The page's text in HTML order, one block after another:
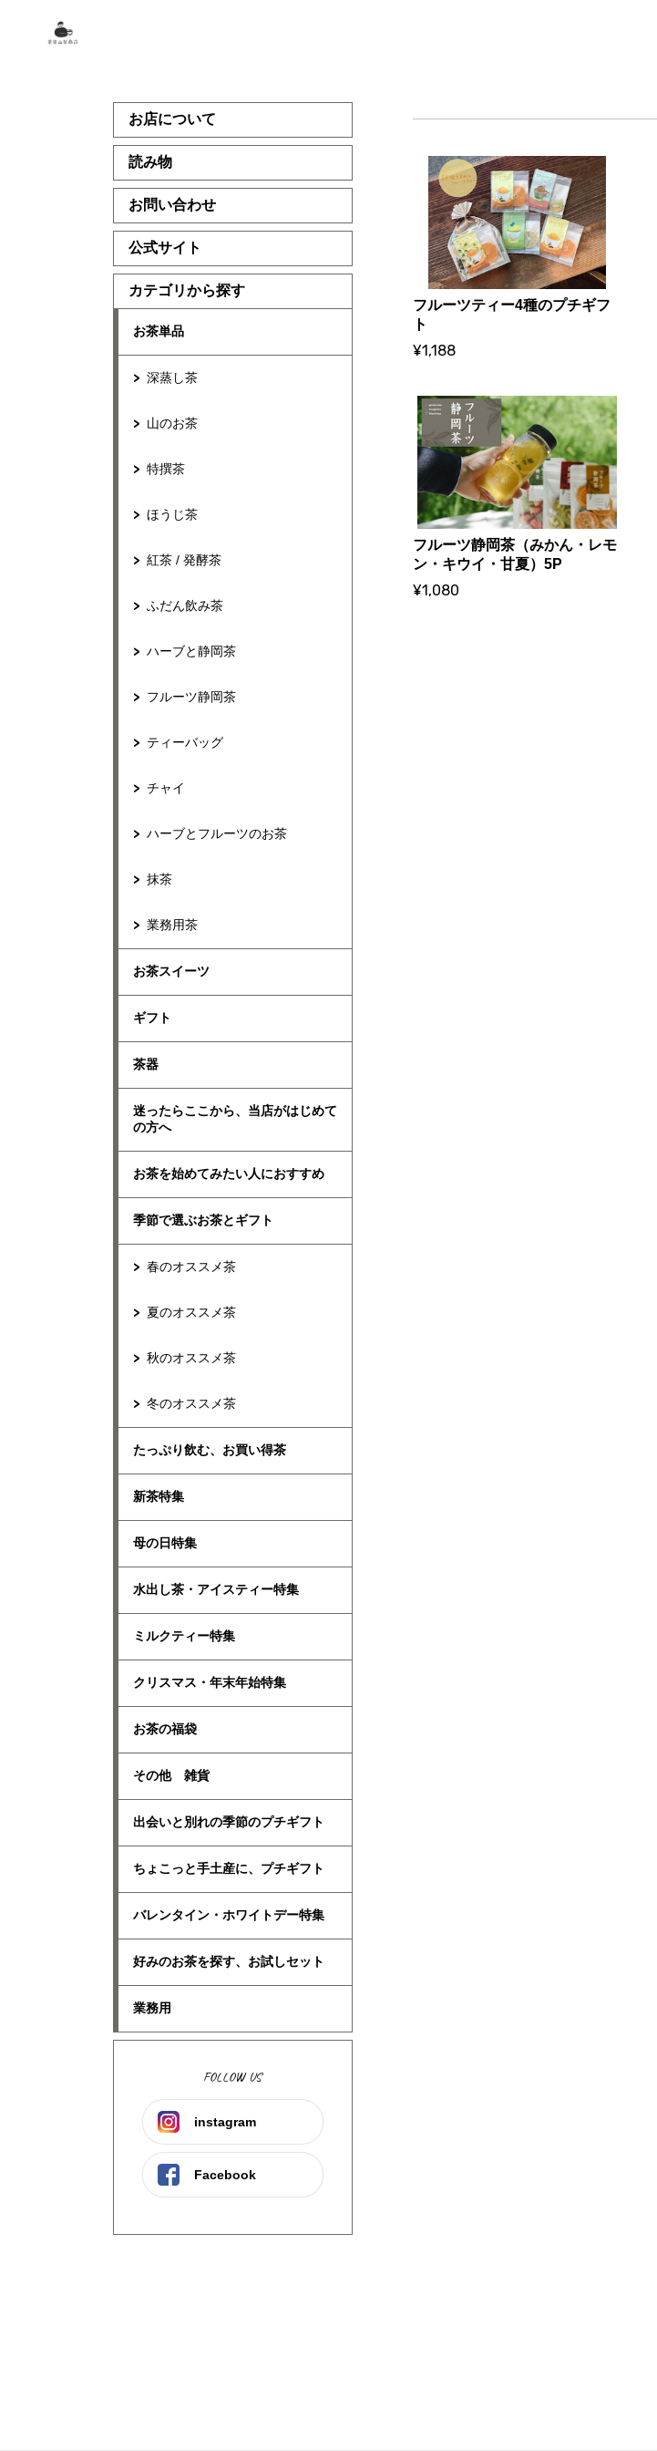
お店について
読み物
お問い合わせ
公式サイト
カテゴリから探す
お茶単品
深蒸し茶
山のお茶
特撰茶
ほうじ茶
紅茶 / 発酵茶
ふだん飲み茶
ハーブと静岡茶
フルーツ静岡茶
ティーバッグ
チャイ
ハーブとフルーツのお茶
抹茶
業務用茶
お茶スイーツ
ギフト
茶器
迷ったらここから、当店がはじめて
の方へ
お茶を始めてみたい人におすすめ
季節で選ぶお茶とギフト
春のオススメ茶
夏のオススメ茶
秋のオススメ茶
冬のオススメ茶
たっぷり飲む、お買い得茶
新茶特集
母の日特集
水出し茶・アイスティー特集
ミルクティー特集
クリスマス・年末年始特集
お茶の福袋
その他 雑貨
出会いと別れの季節のプチギフト
ちょこっと手土産に、プチギフト
バレンタイン・ホワイトデー特集
好みのお茶を探す、お試しセット
業務用
FOLLOW US
instagram
Facebook
フルーツティー4種のプチギフ
ト
¥1,188
フルーツ静岡茶（みかん・レモ
ン・キウイ・甘夏）5P
¥1,080